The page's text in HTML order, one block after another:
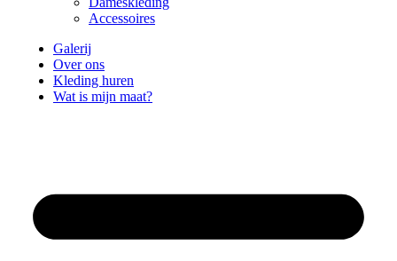
Accessoires
Galerij
Over ons
Kleding huren
Wat is mijn maat?